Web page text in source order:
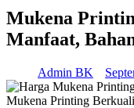
Mukena
Manfaat,
Admin BK